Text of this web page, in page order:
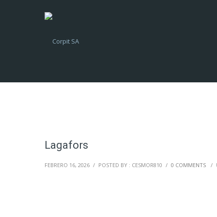
Lagafors
FEBRERO 16, 2026 / POSTED BY : CESMOR810 / 0 COMMENTS /